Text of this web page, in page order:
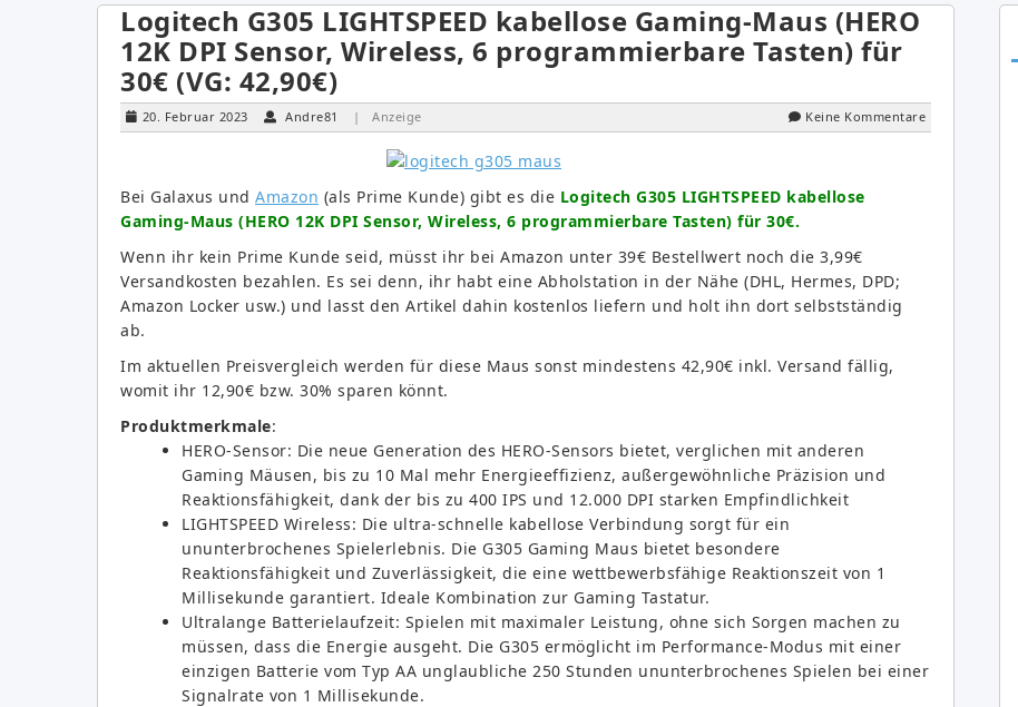
Logitech G305 LIGHTSPEED kabellose Gaming-Maus (HERO
12K DPI Sensor, Wireless, 6 programmierbare Tasten) für
30€ (VG: 42,90€)
20. Februar 2023 Andre81 | Anzeige Keine Kommentare
Bei Galaxus und Amazon (als Prime Kunde) gibt es die Logitech G305 LIGHTSPEED kabellose
Gaming-Maus (HERO 12K DPI Sensor, Wireless, 6 programmierbare Tasten) für 30€.
Wenn ihr kein Prime Kunde seid, müsst ihr bei Amazon unter 39€ Bestellwert noch die 3,99€
Versandkosten bezahlen. Es sei denn, ihr habt eine Abholstation in der Nähe (DHL, Hermes, DPD;
Amazon Locker usw.) und lasst den Artikel dahin kostenlos liefern und holt ihn dort selbstständig
ab.
Im aktuellen Preisvergleich werden für diese Maus sonst mindestens 42,90€ inkl. Versand fällig,
womit ihr 12,90€ bzw. 30% sparen könnt.
Produktmerkmale:
HERO-Sensor: Die neue Generation des HERO-Sensors bietet, verglichen mit anderen
Gaming Mäusen, bis zu 10 Mal mehr Energieeffizienz, außergewöhnliche Präzision und
Reaktionsfähigkeit, dank der bis zu 400 IPS und 12.000 DPI starken Empfindlichkeit
LIGHTSPEED Wireless: Die ultra-schnelle kabellose Verbindung sorgt für ein
ununterbrochenes Spielerlebnis. Die G305 Gaming Maus bietet besondere
Reaktionsfähigkeit und Zuverlässigkeit, die eine wettbewerbsfähige Reaktionszeit von 1
Millisekunde garantiert. Ideale Kombination zur Gaming Tastatur.
Ultralange Batterielaufzeit: Spielen mit maximaler Leistung, ohne sich Sorgen machen zu
müssen, dass die Energie ausgeht. Die G305 ermöglicht im Performance-Modus mit einer
einzigen Batterie vom Typ AA unglaubliche 250 Stunden ununterbrochenes Spielen bei einer
Signalrate von 1 Millisekunde.